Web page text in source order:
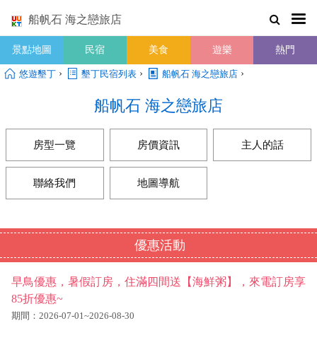
船帆石 海之戀旅店
景點地圖 民宿 美食 遊樂 熱門
悠遊墾丁 › 墾丁民宿列表 › 船帆石 海之戀旅店 ›
船帆石 海之戀旅店
房型一覽 房價資訊 主人的話
聯絡我們 地圖導航
優惠活動
早鳥優惠，暑假訂房，住滿四間送【海鮮粥】，來電訂房享
85折優惠~
期間：2026-07-01~2026-08-30